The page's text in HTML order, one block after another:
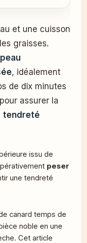
graisses.
peau
, idéalement
de dix minutes
assurer la
tendreté
issu de
peser
une tendreté
canard temps de
noble en une
Cet article